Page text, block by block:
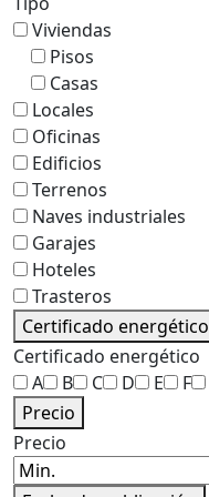
Viviendas
Pisos
Casas
Locales
Oficinas
Edificios
Terrenos
Naves industriales
Garajes
Hoteles
Trasteros
Certificado energético
Certificado energético
A
B C D E F
Precio
Precio